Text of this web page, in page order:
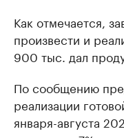
Как отмечается,
произвести и
900 тыс. дал
По сообщению
реализации
января-августа